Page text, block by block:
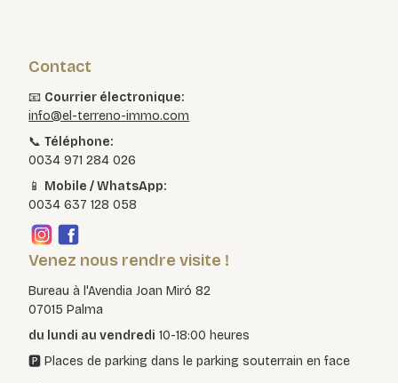
Contact
📧 Courrier électronique:
info@el-terreno-immo.com
📞Téléphone:
0034 971 284 026
📱 Mobile / WhatsApp:
0034 637 128 058
Venez nous rendre visite !
Bureau à l'Avendia Joan Miró 82
07015 Palma
du lundi au vendredi 10-18:00 heures
🅿️ Places de parking dans le parking souterrain en face